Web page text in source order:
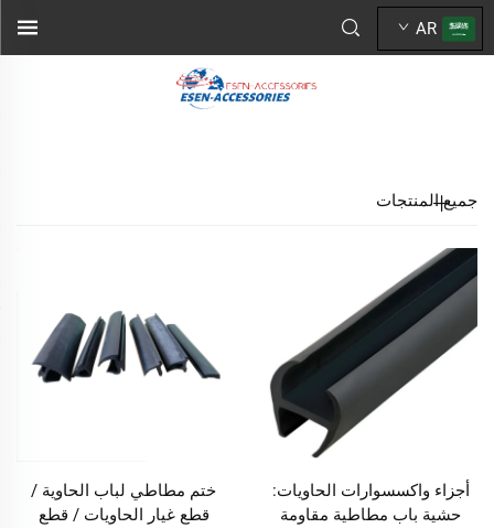
AR
جميع المنتجات
أجزاء واكسسوارات الحاويات:
حشية باب مطاطية مقاومة
ختم مطاطي لباب الحاوية /
قطع غيار الحاويات / قطع